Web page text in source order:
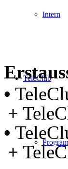
Intern
TeleClub
•
+
•
+